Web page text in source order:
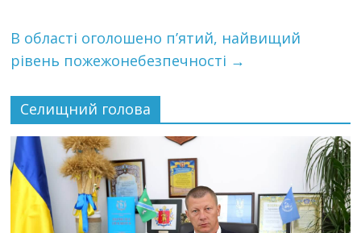
В області оголошено п’ятий, найвищий
рівень пожежонебезпечності →
Селищний голова